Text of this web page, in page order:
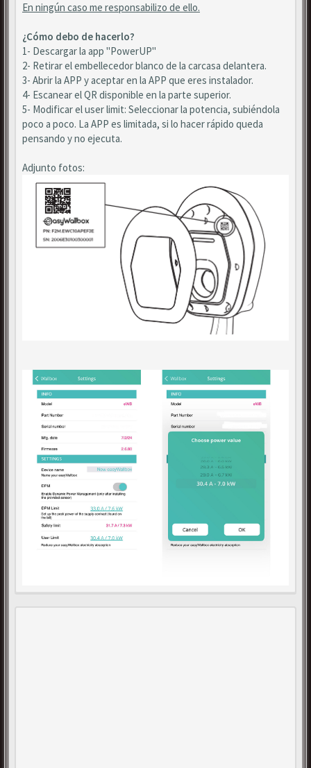
En ningún caso me responsabilizo de ello.
¿Cómo debo de hacerlo?
1- Descargar la app "PowerUP"
2- Retirar el embellecedor blanco de la carcasa delantera.
3- Abrir la APP y aceptar en la APP que eres instalador.
4- Escanear el QR disponible en la parte superior.
5- Modificar el user limit: Seleccionar la potencia, subiéndola
poco a poco. La APP es limitada, si lo hacer rápido queda
pensando y no ejecuta.
Adjunto fotos: